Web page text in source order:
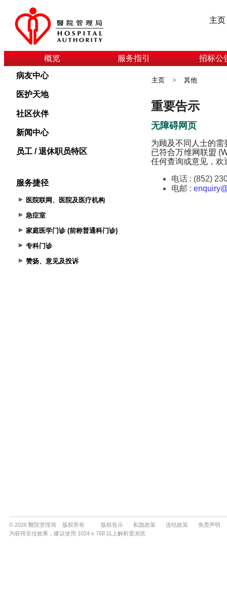
主页
概览 服务指引 招标公
病友中心
医护天地
社区伙伴
新闻中心
员工 / 退休职员特区
服务捷径
医院联网、医院及医疗机构
急症室
家庭医学门诊 (前称普通科门诊)
专科门诊
赞扬、意见及投诉
主页 > 其他
© 2026 醫院管理局 版权所有 版权告示 私隐政策 连结政策
免责声明
为获得至佳效果，建议使用 1024 x 768 以上解析度浏览